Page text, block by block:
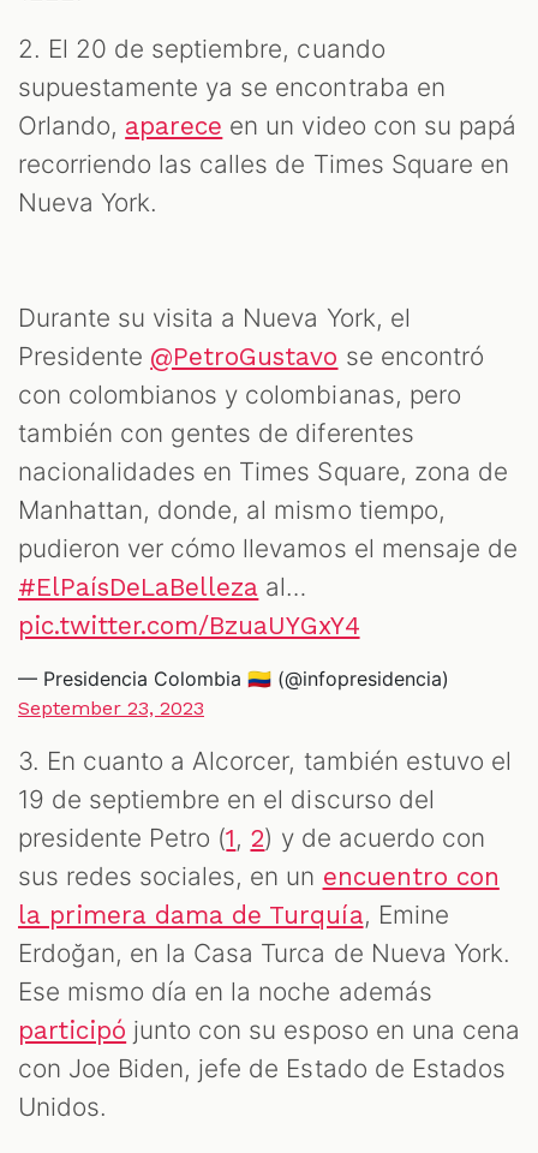
2. El 20 de septiembre, cuando
supuestamente ya se encontraba en
Orlando, aparece en un video con su papá
recorriendo las calles de Times Square en
Nueva York.
Durante su visita a Nueva York, el
Presidente @PetroGustavo se encontró
con colombianos y colombianas, pero
también con gentes de diferentes
nacionalidades en Times Square, zona de
Manhattan, donde, al mismo tiempo,
pudieron ver cómo llevamos el mensaje de
#ElPaísDeLaBelleza al…
pic.twitter.com/BzuaUYGxY4
— Presidencia Colombia 🇨🇴 (@infopresidencia)
September 23, 2023
3. En cuanto a Alcorcer, también estuvo el
19 de septiembre en el discurso del
presidente Petro (1, 2) y de acuerdo con
sus redes sociales, en un encuentro con
la primera dama de Turquía, Emine
Erdoğan, en la Casa Turca de Nueva York.
Ese mismo día en la noche además
participó junto con su esposo en una cena
con Joe Biden, jefe de Estado de Estados
Unidos.